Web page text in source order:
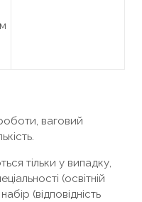
ваговий
тільки у випадку,
(освітній
(відповідність